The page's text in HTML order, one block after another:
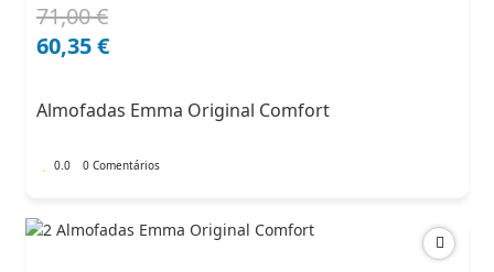
71,00€
O
preço
71,00 €.
60,35€
O
preço
60,35 €.
Almofadas Emma Original Comfort
0.0 0 Comentários